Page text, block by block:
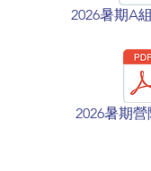
2026暑期A
2026暑期